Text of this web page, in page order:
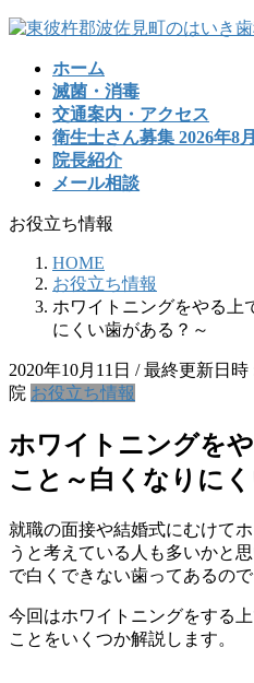
コ
プ
ナ
動
ホーム
滅菌・消毒
交通案内・アクセス
衛生士さん募集 2026年8
院長紹介
メール相談
お役立ち情報
HOME
お役立ち情報
ホワイトニングをやる上
にくい歯がある？～
2020年10月11日 / 最終更新日時
院 お役立ち情報
ホワイトニングを
こと～白くなりに
就職の面接や結婚式にむけて
うと考えている人も多いかと
で白くできない歯ってあるの
今回はホワイトニングをする
ことをいくつか解説します。